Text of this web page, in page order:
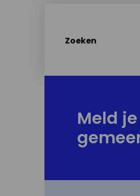
Zoeken
Meld